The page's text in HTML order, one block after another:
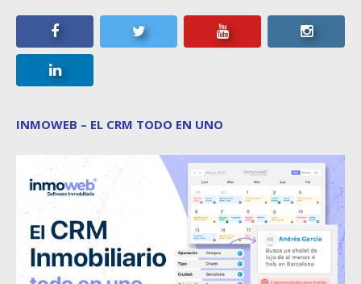
INMOWEB – EL CRM TODO EN UNO